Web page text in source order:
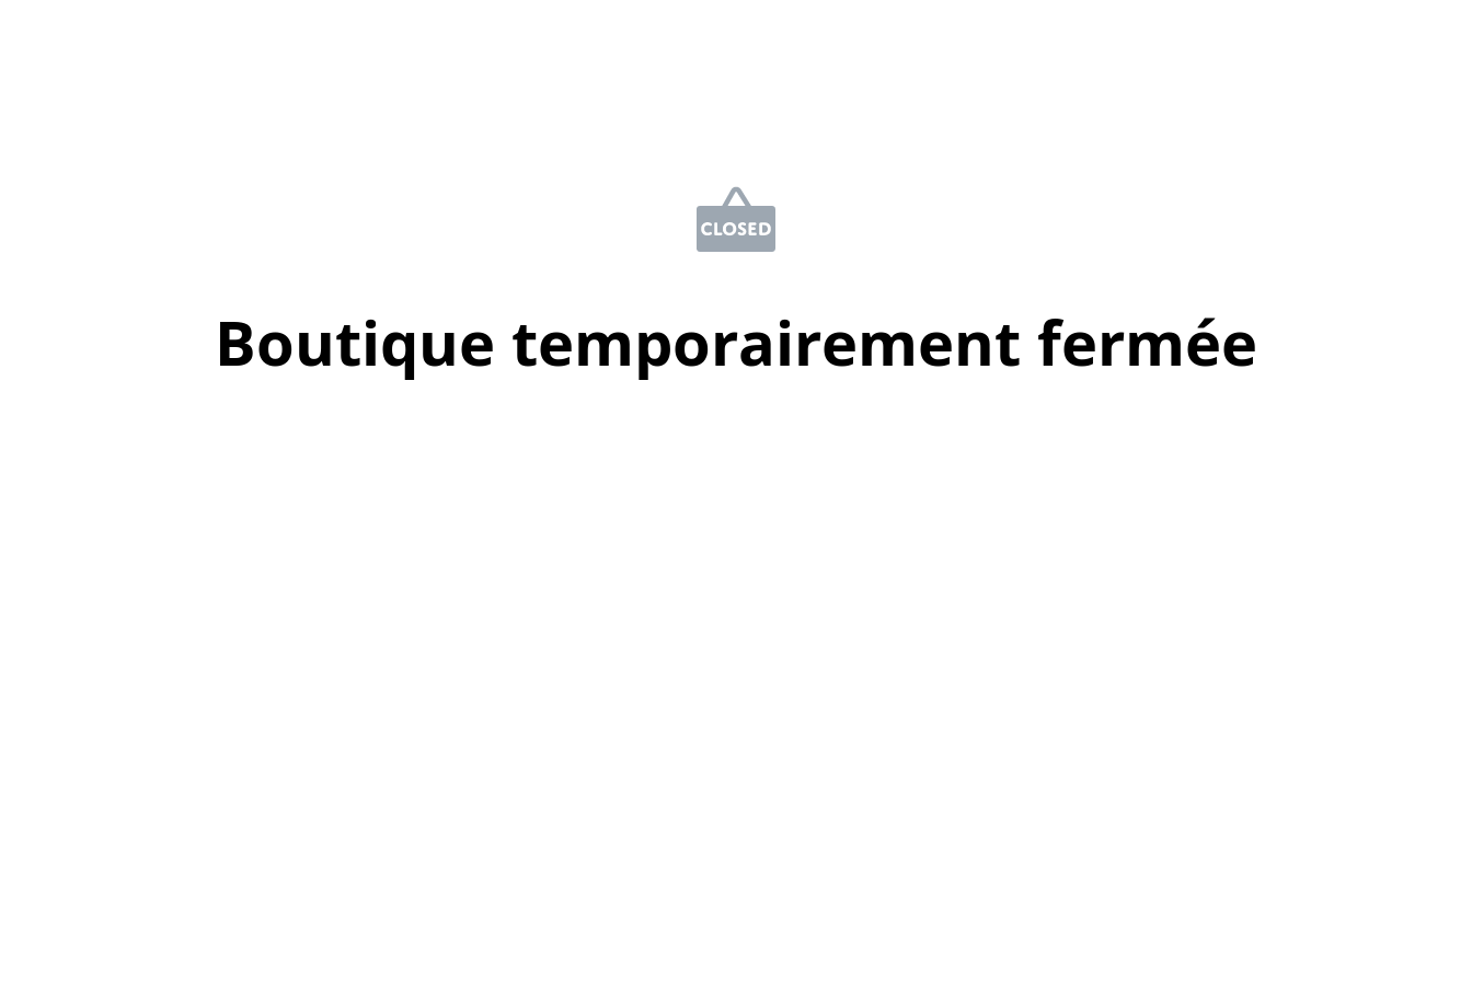
Boutique temporairement fermée